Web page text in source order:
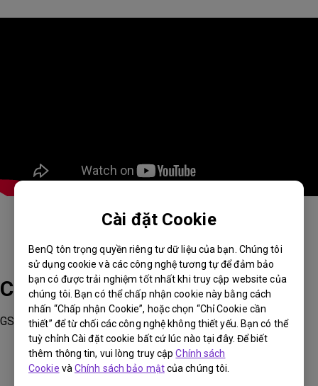
Cài đặt Cookie
BenQ tôn trọng quyền riêng tư dữ liệu của bạn. Chúng tôi
sử dụng cookie và các công nghệ tương tự để đảm bảo
bạn có được trải nghiệm tốt nhất khi truy cập website của
chúng tôi. Bạn có thể chấp nhận cookie này bằng cách
nhấn “Chấp nhận Cookie”, hoặc chọn “Chỉ Cookie cần
thiết” để từ chối các công nghệ không thiết yếu. Bạn có thể
tuỳ chỉnh Cài đặt cookie bất cứ lúc nào tại đây. Để biết
thêm thông tin, vui lòng truy cậpChính sách
Cookie vàChính sách bảo mậtcủa chúng tôi.
Các sản phẩm phù hợp
GS50, GV11, GV30